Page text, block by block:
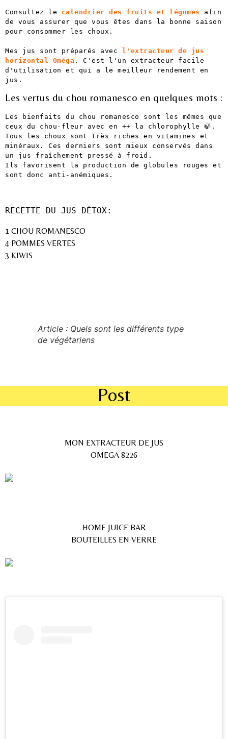
Consultez le calendrier des fruits et légumes afin
de vous assurer que vous êtes dans la bonne saison
pour consommer les choux.
Mes jus sont préparés avec
l'extracteur de jus
horizontal Oméga . C'est l'un extracteur facile
d'utilisation et qui a le meilleur rendement en
jus.
Les vertus du chou romanesco en quelques mots :
Les bienfaits du chou romanesco sont les mêmes que
ceux du chou-fleur avec en ++ la chlorophylle 🍃.
Tous les choux sont très riches en vitamines et
minéraux. Ces derniers sont mieux conservés dans
un jus fraîchement pressé à froid.
Ils favorisent la production de globules rouges et
sont donc anti-anémiques.
RECETTE DU JUS DÉTOX:
1 CHOU ROMANESCO
4 POMMES VERTES
3 KIWIS
Article : Quels sont les différents type
de végétariens
Post
MON EXTRACTEUR DE JUS
OMEGA 8226
HOME JUICE BAR
BOUTEILLES EN VERRE